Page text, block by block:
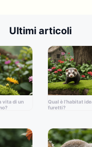
Ultimi articoli
vita di un
Qual è l’habitat
furetti?